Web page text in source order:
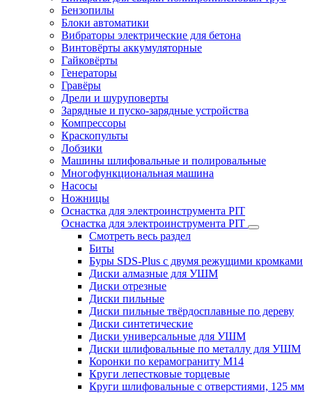
Бензопилы
Блоки автоматики
Вибраторы электрические для бетона
Винтовёрты аккумуляторные
Гайковёрты
Генераторы
Гравёры
Дрели и шуруповерты
Зарядные и пуско-зарядные устройства
Компрессоры
Краскопульты
Лобзики
Машины шлифовальные и полировальные
Многофункциональная машина
Насосы
Ножницы
Оснастка для электроинструмента PIT
Оснастка для электроинструмента PIT
Смотреть весь раздел
Биты
Буры SDS-Plus c двумя режущими кромками
Диски алмазные для УШМ
Диски отрезные
Диски пильные
Диски пильные твёрдосплавные по дереву
Диски синтетические
Диски универсальные для УШМ
Диски шлифовальные по металлу для УШМ
Коронки по керамограниту M14
Круги лепестковые торцевые
Круги шлифовальные с отверстиями, 125 мм